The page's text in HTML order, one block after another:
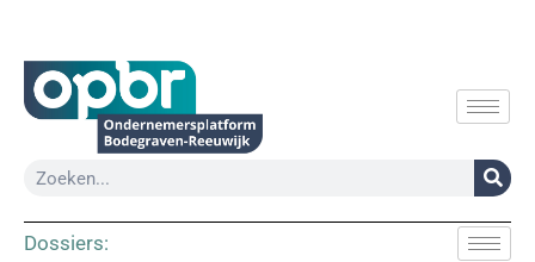
Dossiers: